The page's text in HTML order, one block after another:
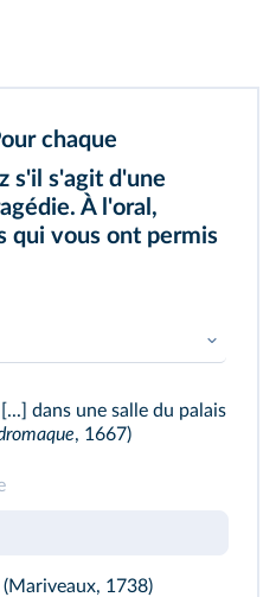
chaque
s'il s'agit d'une
À l'oral,
qui vous ont permis
dans une salle du palais
, 1667)
(Mariveaux, 1738)